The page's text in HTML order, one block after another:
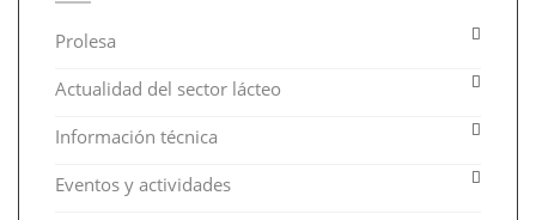
Prolesa
Actualidad del sector lácteo
Información técnica
Eventos y actividades